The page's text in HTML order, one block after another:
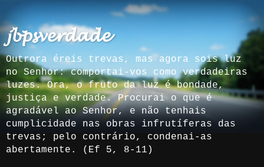
𝓳𝓫𝓹𝓼𝓿𝓮𝓻𝓭𝓪𝓭𝓮
Outrora éreis trevas, mas agora sois luz
no Senhor: comportai-vos como verdadeiras
luzes. Ora, o fruto da luz é bondade,
justiça e verdade. Procurai o que é
agradável ao Senhor, e não tenhais
cumplicidade nas obras infrutíferas das
trevas; pelo contrário, condenai-as
abertamente. (Ef 5, 8-11)